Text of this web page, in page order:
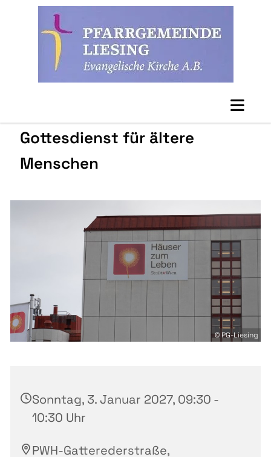
Gottesdienst für ältere
Menschen
© PG-Liesing
Sonntag, 3. Januar 2027, 09:30 -
10:30 Uhr
PWH-Gatterederstraße,